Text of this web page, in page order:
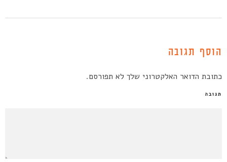
הוסף תגובה
כתובת הדואר האלקטרוני שלך לא תפורסם.
תגובה